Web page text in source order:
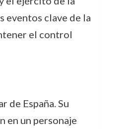
eventos clave de la
el control
de España. Su
en un personaje